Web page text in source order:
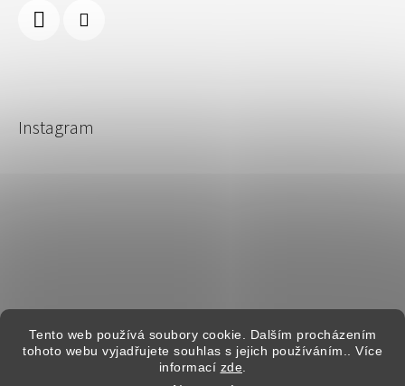
Tento web používá soubory cookie. Dalším procházením
tohoto webu vyjadřujete souhlas s jejich používáním.. Více
informací zde.
Instagram